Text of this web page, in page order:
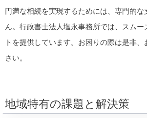
円満な相続を実現するためには、専門的な
ん。行政書士法人塩永事務所では、スムー
トを提供しています。お困りの際は是非
さい。
地域特有の課題と解決策